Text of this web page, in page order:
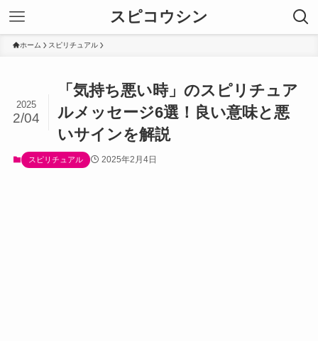
スピコウシン
ホーム スピリチュアル
「気持ち悪い時」のスピリチュア
ルメッセージ6選！良い意味と悪
いサインを解説
2025
2/04
スピリチュアル 2025年2月4日